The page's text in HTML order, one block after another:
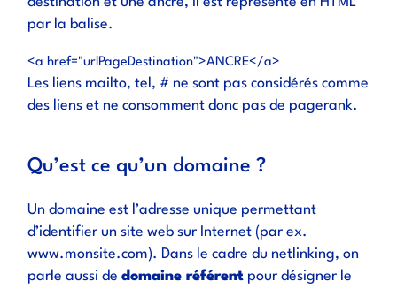
par la balise.
<a href="urlPageDestination">ANCRE</a>
Les liens mailto, tel, # ne sont pas considérés comme
des liens et ne consomment donc pas de pagerank.
Qu’est ce qu’un domaine ?
Un domaine est l’adresse unique permettant
d’identifier un site web sur Internet (par ex.
www.monsite.com). Dans le cadre du netlinking, on
parle aussi dedomaine référent pour désigner le